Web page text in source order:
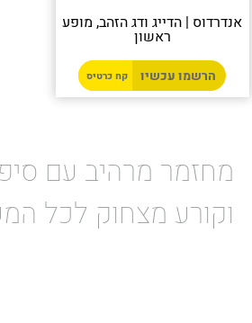
אנדרדוס | הדייג ודג הזהב, מופע
ראשון
הרשמו עכשיו קח כרטיס
מחזמר מרהיב עם
וקורע מצחוק לכל